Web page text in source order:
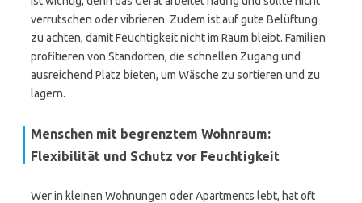
verrutschen oder vibrieren. Zudem ist auf gute Belüftung
zu achten, damit Feuchtigkeit nicht im Raum bleibt. Familien
profitieren von Standorten, die schnellen Zugang und
ausreichend Platz bieten, um Wäsche zu sortieren und zu
lagern.
Menschen mit begrenztem Wohnraum:
Flexibilität und Schutz vor Feuchtigkeit
Wer in kleinen Wohnungen oder Apartments lebt, hat oft